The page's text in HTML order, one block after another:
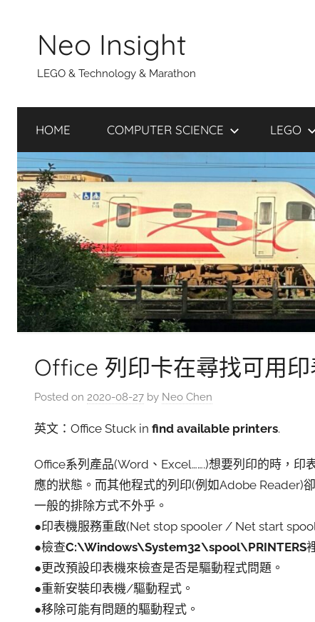
content
Neo Insight
LEGO & Technology & Marathon
HOME COMPUTER SCIENCE LEGO
Office 列印卡在尋找可用印
Posted on 2020-08-27 by Neo Chen
英文：Office Stuck in find available printers.
Office系列產品(Word、Excel…….)想要列印的時，印
應的狀態。而其他程式的列印(例如Adobe Reader)
一般的排除方式不外乎。
●印表機服務重啟(Net stop spooler / Net start
●檢查C:\Windows\System32\spool\PRINTERS
●更改預設印表機來檢查是否是驅動程式問題。
●重新安裝印表機/驅動程式。
●移除可能有問題的驅動程式。